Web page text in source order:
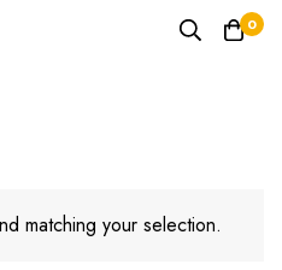
0
matching your selection.